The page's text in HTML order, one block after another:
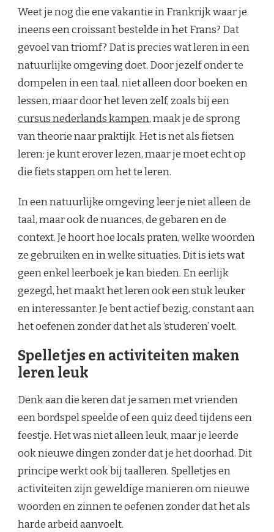
Weet je nog die ene vakantie in Frankrijk waar je
ineens een croissant bestelde in het Frans? Dat
gevoel van triomf? Dat is precies wat leren in een
natuurlijke omgeving doet. Door jezelf onder te
dompelen in een taal, niet alleen door boeken en
lessen, maar door het leven zelf, zoals bij een
cursus nederlands kampen, maak je de sprong
van theorie naar praktijk. Het is net als fietsen
leren: je kunt erover lezen, maar je moet echt op
die fiets stappen om het te leren.
In een natuurlijke omgeving leer je niet alleen de
taal, maar ook de nuances, de gebaren en de
context. Je hoort hoe locals praten, welke woorden
ze gebruiken en in welke situaties. Dit is iets wat
geen enkel leerboek je kan bieden. En eerlijk
gezegd, het maakt het leren ook een stuk leuker
en interessanter. Je bent actief bezig, constant aan
het oefenen zonder dat het als ‘studeren’ voelt.
Spelletjes en activiteiten maken
leren leuk
Denk aan die keren dat je samen met vrienden
een bordspel speelde of een quiz deed tijdens een
feestje. Het was niet alleen leuk, maar je leerde
ook nieuwe dingen zonder dat je het doorhad. Dit
principe werkt ook bij taalleren. Spelletjes en
activiteiten zijn geweldige manieren om nieuwe
woorden en zinnen te oefenen zonder dat het als
harde arbeid aanvoelt.